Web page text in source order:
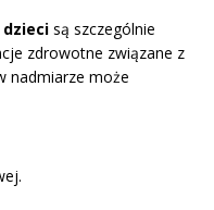
dzieci są szczególnie
zdrowotne związane z
nadmiarze może